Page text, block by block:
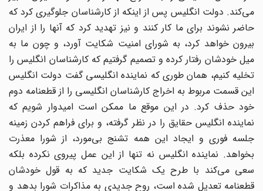
می‌کند. دولت انگلیس پس از اینکه از کارشناسان جلوگیری کرد که
حاضر نشوند برای ما کار کنند و نیز تهدید کرد که آنها را از ایران
بیرون خواهد کرد، به شورای امنیت شکایت آورد، و چون ما به
میل خودشان رفتار کرده و تصمیم گرفتیم که کارشناسان انگلیس را
تخلیه کنیم، همان طوری که نماینده انگلیسی گفت دولت انگلیس
این قسمت مربوط به اخراج کارشناسان انگلیسی را از قطعنامه دوم
خود حذف کرد. در این موقع ما ممکن است امیدوار شویم که
نماینده انگلیس حقایق را در نظر گرفته، و برای فراهم کردن زمینه
جلسه فوری و ایجاد این همه تشنج بی‌مورد، از شورا معذرت
بخواهد. نماینده انگلیس نه تنها از این عمل پیروی نکرده بلکه
سعی می‌کند با طرح یک شکایت جدید که به قول خودشان
قطعنامه تعدیل شده است، روح جدیدی به مذاکرات شورا بدهد و